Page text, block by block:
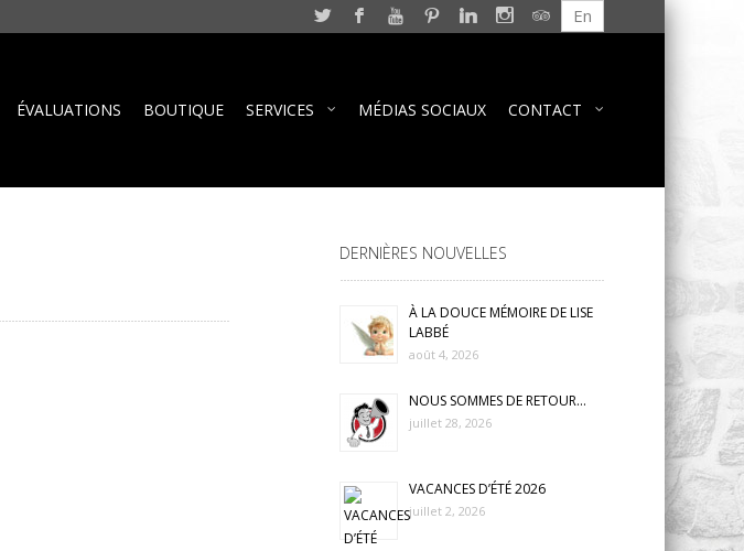
En
ÉVALUATIONS BOUTIQUE SERVICES MÉDIAS SOCIAUX CONTACT
DERNIÈRES NOUVELLES
À LA DOUCE MÉMOIRE DE LISE
LABBÉ
août 4, 2026
NOUS SOMMES DE RETOUR…
juillet 28, 2026
VACANCES D’ÉTÉ 2026
juillet 2, 2026